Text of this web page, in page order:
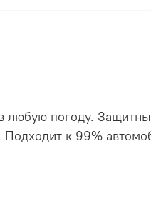
погоду.
к 99%